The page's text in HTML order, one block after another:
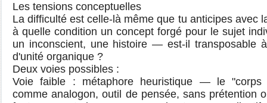
Les tensions conceptuelles
La difficulté est celle-là même que tu anticipes avec
à quelle condition un concept forgé pour le sujet
un inconscient, une histoire — est-il transposable
d'unité organique ?
Deux voies possibles :
Voie faible : métaphore heuristique — le "corps
comme analogon, outil de pensée, sans prétention